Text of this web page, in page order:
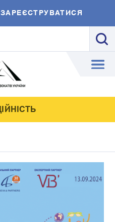
ЗАРЕЄСТРУВАТИСЯ